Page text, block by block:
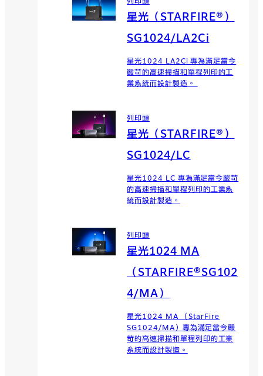
列印頭
星光（STARFIRE®）
SG1024/LA2Ci
星光1024 LA2Ci 專為滿足當今
嚴苛的高速掃描和單程列印的工
業系統而設計製造。
列印頭
星光（STARFIRE®）
SG1024/LC
星光1024 LC 專為滿足當今嚴苛
的高速掃描和單程列印的工業系
統而設計製造。
列印頭
星光1024 MA
（STARFIRE®SG102
4/MA）
星光1024 MA （StarFire
SG1024/MA）專為滿足當今嚴
苛的高速掃描和單程列印的工業
系統而設計製造。